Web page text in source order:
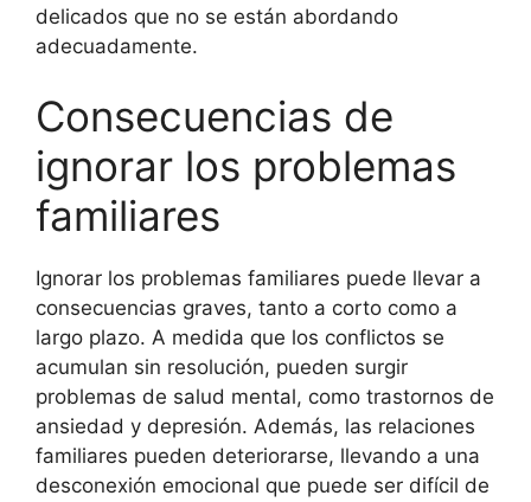
delicados que no se están abordando
adecuadamente.
Consecuencias de
ignorar los problemas
familiares
Ignorar los problemas familiares puede llevar a
consecuencias graves, tanto a corto como a
largo plazo. A medida que los conflictos se
acumulan sin resolución, pueden surgir
problemas de salud mental, como trastornos de
ansiedad y depresión. Además, las relaciones
familiares pueden deteriorarse, llevando a una
desconexión emocional que puede ser difícil de